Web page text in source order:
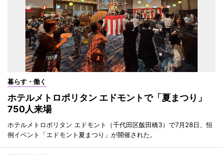
暮らす・働く
ホテルメトロポリタン エドモントで「夏まつり」
750人来場
ホテルメトロポリタン エドモント（千代田区飯田橋3）で7月28日、恒
例イベント「エドモント夏まつり」が開催された。